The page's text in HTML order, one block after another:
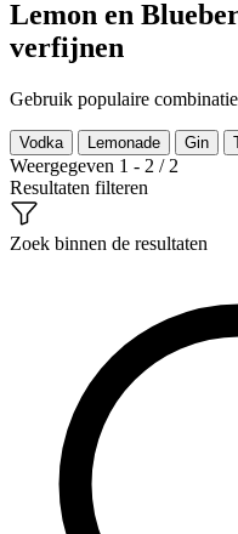
Lemon en
verfijnen
Gebruik populaire
Vodka Lemonade Gin
Weergegeven 1 - 2 / 2
Resultaten filteren
Zoek binnen de resultaten